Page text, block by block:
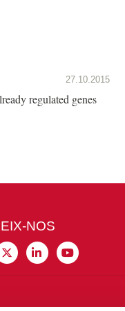
27.10.2015
regulated genes
NOS